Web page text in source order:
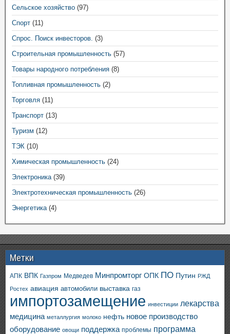
Сельское хозяйство (97)
Спорт (11)
Спрос. Поиск инвесторов. (3)
Строительная промышленность (57)
Товары народного потребления (8)
Топливная промышленность (2)
Торговля (11)
Транспорт (13)
Туризм (12)
ТЭК (10)
Химическая промышленность (24)
Электроника(39)
Электротехническая промышленность (26)
Энергетика(4)
Метки
АПК ВПК Газпром Медведев Минпромторг ОПК ПО Путин РЖД
Ростех авиация автомобили выставка газ
импортозамещение инвестиции лекарства
медицина металлургия молоко нефть новое производство
оборудование овощи поддержка проблемы программа